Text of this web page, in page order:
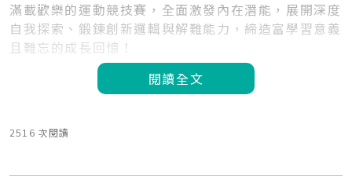
滿載歡樂的運動競技賽，全面激發內在潛能，展開深度
自我探索、鍛鍊創新邏輯與解難能力，締造富學習意義
且難忘的成長回憶！
閱讀全文
2516 次閱讀